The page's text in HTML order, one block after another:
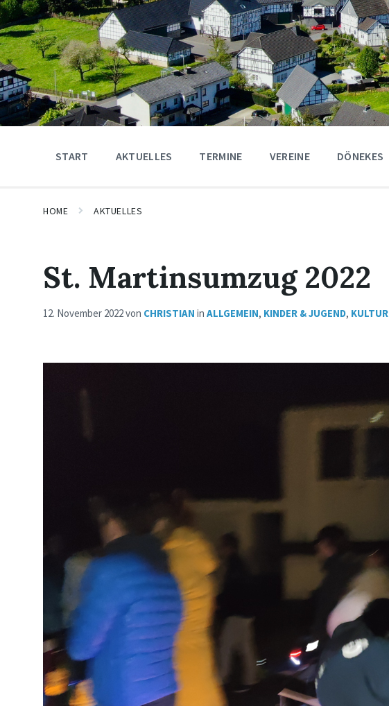
START AKTUELLES TERMINE VEREINE DÖNEKES
HOME AKTUELLES
St. Martinsumzug 2022
12. November 2022von CHRISTIAN in ALLGEMEIN, KINDER & JUGEND, KULTUR